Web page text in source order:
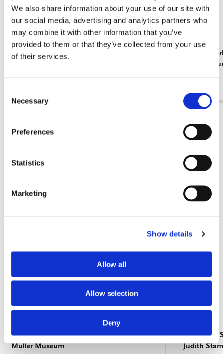
We also share information about your use of our site with
our social media, advertising and analytics partners who
may combine it with other information that you’ve
provided to them or that they’ve collected from your use
of their services.
Selection
Necessary
Preferences
Statistics
Marketing
Show details
Allow all
Allow selection
Deny
Insekten, Sorcia
Tiere,
Wunschliste
hinzufügen
Geburtstagskalender: Van Gogh, Kroller
Muller Museum
Notizbuch
Judith Stam